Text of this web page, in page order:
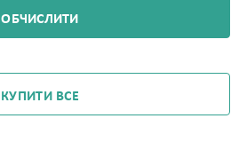
ОБЧИСЛИТИ
КУПИТИ ВСЕ